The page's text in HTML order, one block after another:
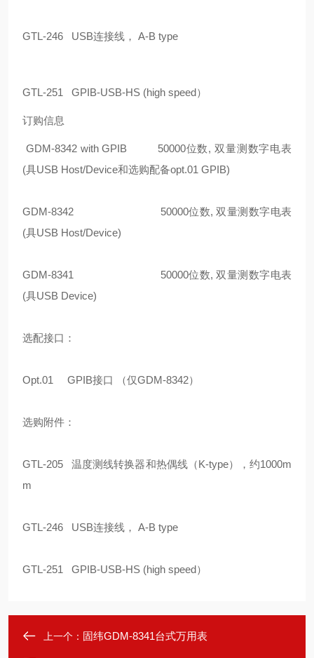
GTL-246 USB连接线， A-B type
GTL-251 GPIB-USB-HS (high speed）
订购信息
GDM-8342 with GPIB 50000位数, 双量测数字电表
(具USB Host/Device和选购配备opt.01 GPIB)
GDM-8342 50000位数, 双量测数字电表
(具USB Host/Device)
GDM-8341 50000位数, 双量测数字电表
(具USB Device)
选配接口：
Opt.01 GPIB接口 （仅GDM-8342）
选购附件：
GTL-205 温度测线转换器和热偶线（K-type），约1000m
m
GTL-246 USB连接线， A-B type
GTL-251 GPIB-USB-HS (high speed）
上一个： 固纬GDM-8341台式万用表